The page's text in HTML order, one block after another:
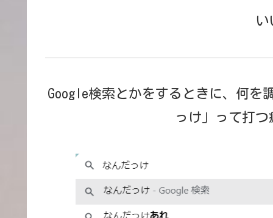
い
Google検索とかをするときに、何を
っけ」って打